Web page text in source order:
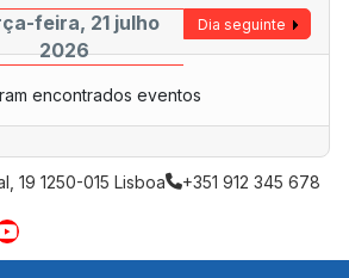
feira, 21 julho
2026
Dia seguinte
encontrados eventos
19 1250-015 Lisboa
+351 912 345 678
de denúncia pública e de
de saúde, mais
e mais SNS
Bock conquistam aumento